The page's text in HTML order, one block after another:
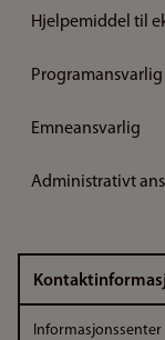
Hjelpemiddel til
Programansvarlig
Emneansvarlig
Administrativt